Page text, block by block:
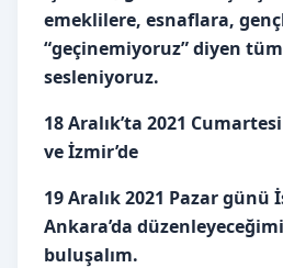
emeklilere, esnaflara,
“geçinemiyoruz” diyen
sesleniyoruz.
18 Aralık’ta 2021
ve İzmir’de
19 Aralık 2021 Pazar günü
Ankara’da
buluşalım.